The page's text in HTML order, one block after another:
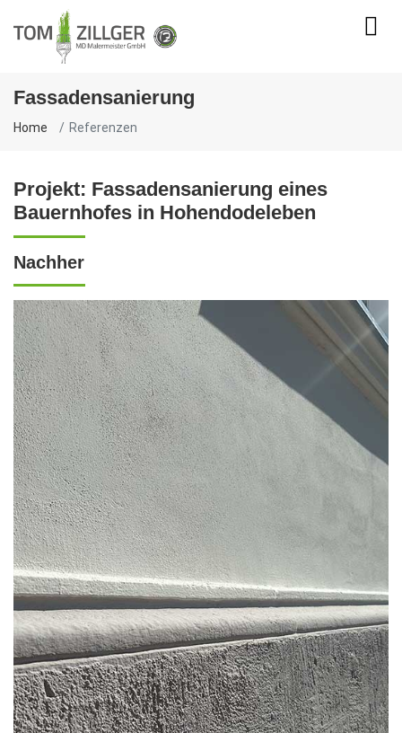
Fassadensanierung
Home Referenzen
Projekt: Fassadensanierung eines
Bauernhofes in Hohendodeleben
Nachher